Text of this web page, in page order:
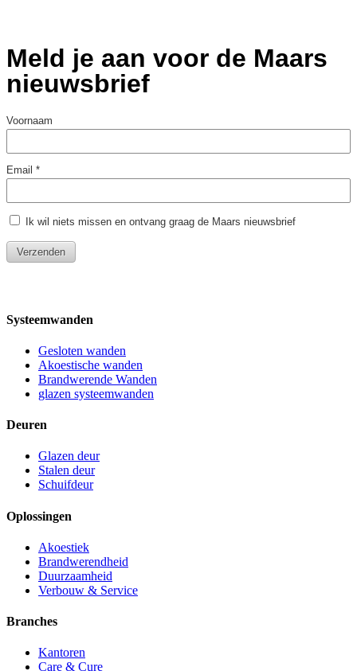
Systeemwanden
Gesloten wanden
Akoestische wanden
Brandwerende Wanden
glazen systeemwanden
Deuren
Glazen deur
Stalen deur
Schuifdeur
Oplossingen
Akoestiek
Brandwerendheid
Duurzaamheid
Verbouw & Service
Branches
Kantoren
Care & Cure